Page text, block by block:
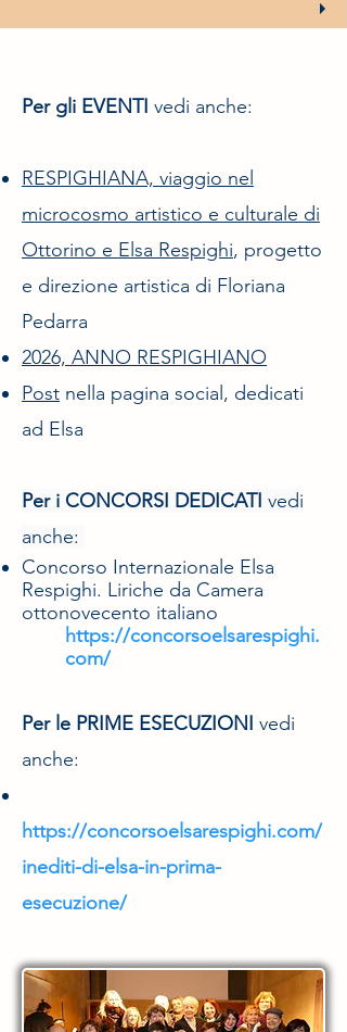
Per gli EVENTI vedi anche:
RESPIGHIANA, viaggio nel
microcosmo artistico e culturale di
Ottorino e Elsa Respighi, progetto
e direzione artistica di Floriana
Pedarra
2026, ANNO RESPIGHIANO
Post nella pagina social, dedicati
ad Elsa
Per i CONCORSI DEDICATI vedi
anche:
Concorso Internazionale Elsa
Respighi. Liriche da Camera
ottonovecento italiano
https://concorsoelsarespighi.
com/
Per le PRIME ESECUZIONI vedi
anche:
https://concorsoelsarespighi.com/
inediti-di-elsa-in-prima-
esecuzione/